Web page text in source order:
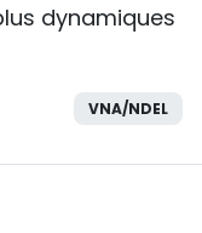
dynamiques
VNA/NDEL